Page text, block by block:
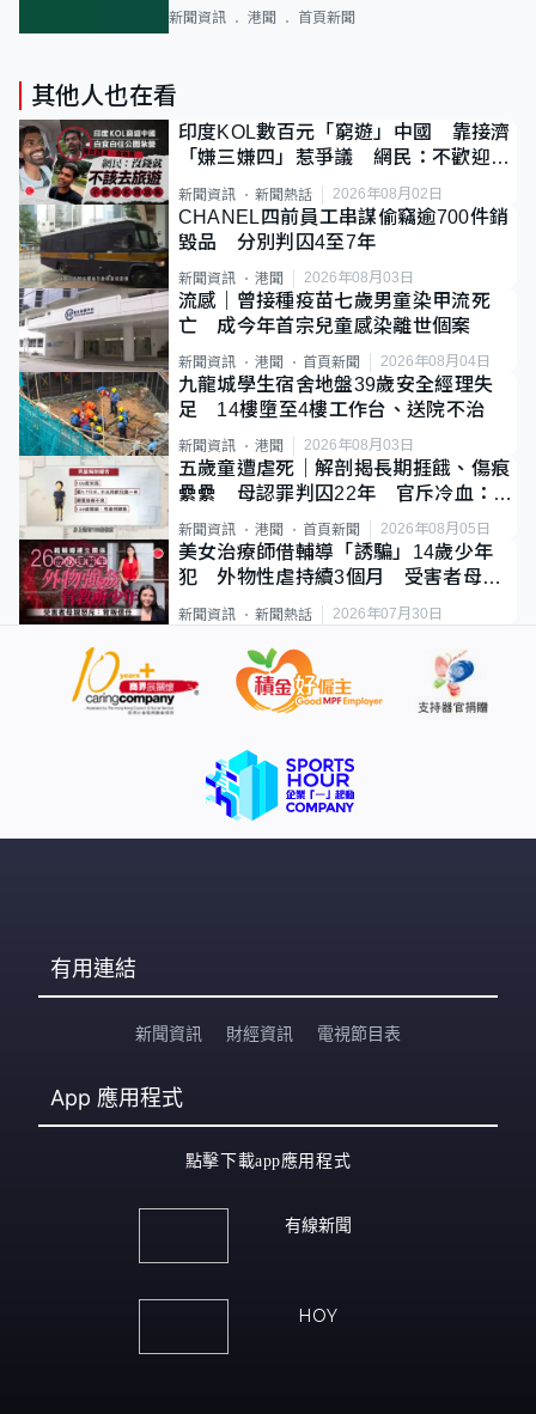
新聞資訊 港聞 首頁新聞
其他人也在看
印度KOL數百元「窮遊」中國 靠接濟
「嫌三嫌四」惹爭議 網民：不歡迎劣
質旅客
新聞資訊 新聞熱話 2026年08月02日
CHANEL四前員工串謀偷竊逾700件銷
毀品 分別判囚4至7年
新聞資訊 港聞 2026年08月03日
流感｜曾接種疫苗七歲男童染甲流死
亡 成今年首宗兒童感染離世個案
新聞資訊 港聞 首頁新聞 2026年08月04日
九龍城學生宿舍地盤39歲安全經理失
足 14樓墮至4樓工作台、送院不治
新聞資訊 港聞 2026年08月03日
五歲童遭虐死｜解剖揭長期捱餓、傷痕
纍纍 母認罪判囚22年 官斥冷血：同
類案最惡劣
新聞資訊 港聞 首頁新聞 2026年08月05日
美女治療師借輔導「誘騙」14歲少年
犯 外物性虐持續3個月 受害者母：
要保護其他人
新聞資訊 新聞熱話 2026年07月30日
有用連結
新聞資訊 財經資訊 電視節目表
App 應用程式
點擊下載app應用程式
有線新聞
HOY